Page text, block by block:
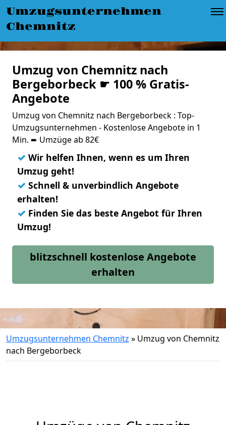
Umzugsunternehmen
Chemnitz
Umzug von Chemnitz nach
Bergeborbeck ☛ 100 % Gratis-
Angebote
Umzug von Chemnitz nach Bergeborbeck : Top-
Umzugsunternehmen - Kostenlose Angebote in 1
Min. ➨ Umzüge ab 82€
✓ Wir helfen Ihnen, wenn es um Ihren
Umzug geht!
✓ Schnell & unverbindlich Angebote
erhalten!
✓ Finden Sie das beste Angebot für Ihren
Umzug!
blitzschnell kostenlose Angebote
erhalten
Umzugsunternehmen Chemnitz » Umzug von Chemnitz
nach Bergeborbeck